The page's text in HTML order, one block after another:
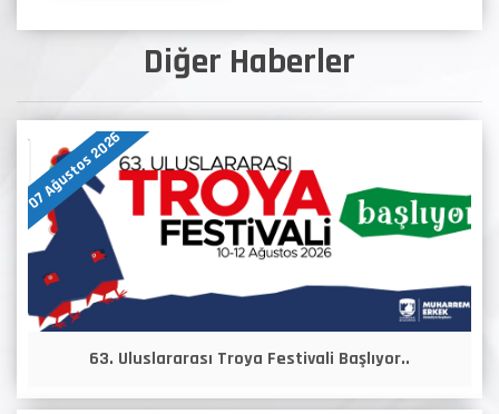
Diğer Haberler
07 Ağustos 2026
63. Uluslararası Troya Festivali Başlıyor..